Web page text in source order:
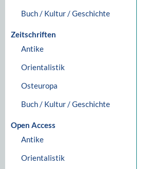
Buch / Kultur / Geschichte
Zeitschriften
Antike
Orientalistik
Osteuropa
Buch / Kultur / Geschichte
Open Access
Antike
Orientalistik